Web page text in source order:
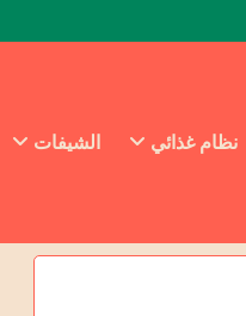
نظام غذائي الشيفات